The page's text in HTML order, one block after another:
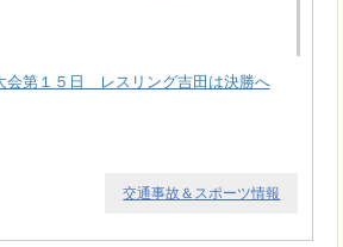
会第１５日 レスリング吉田は決勝へ
交通事故＆スポーツ情報